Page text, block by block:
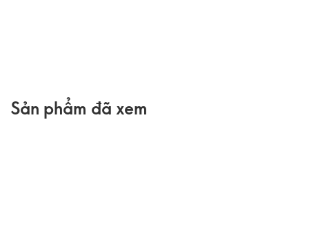
Sản phẩm đã xem